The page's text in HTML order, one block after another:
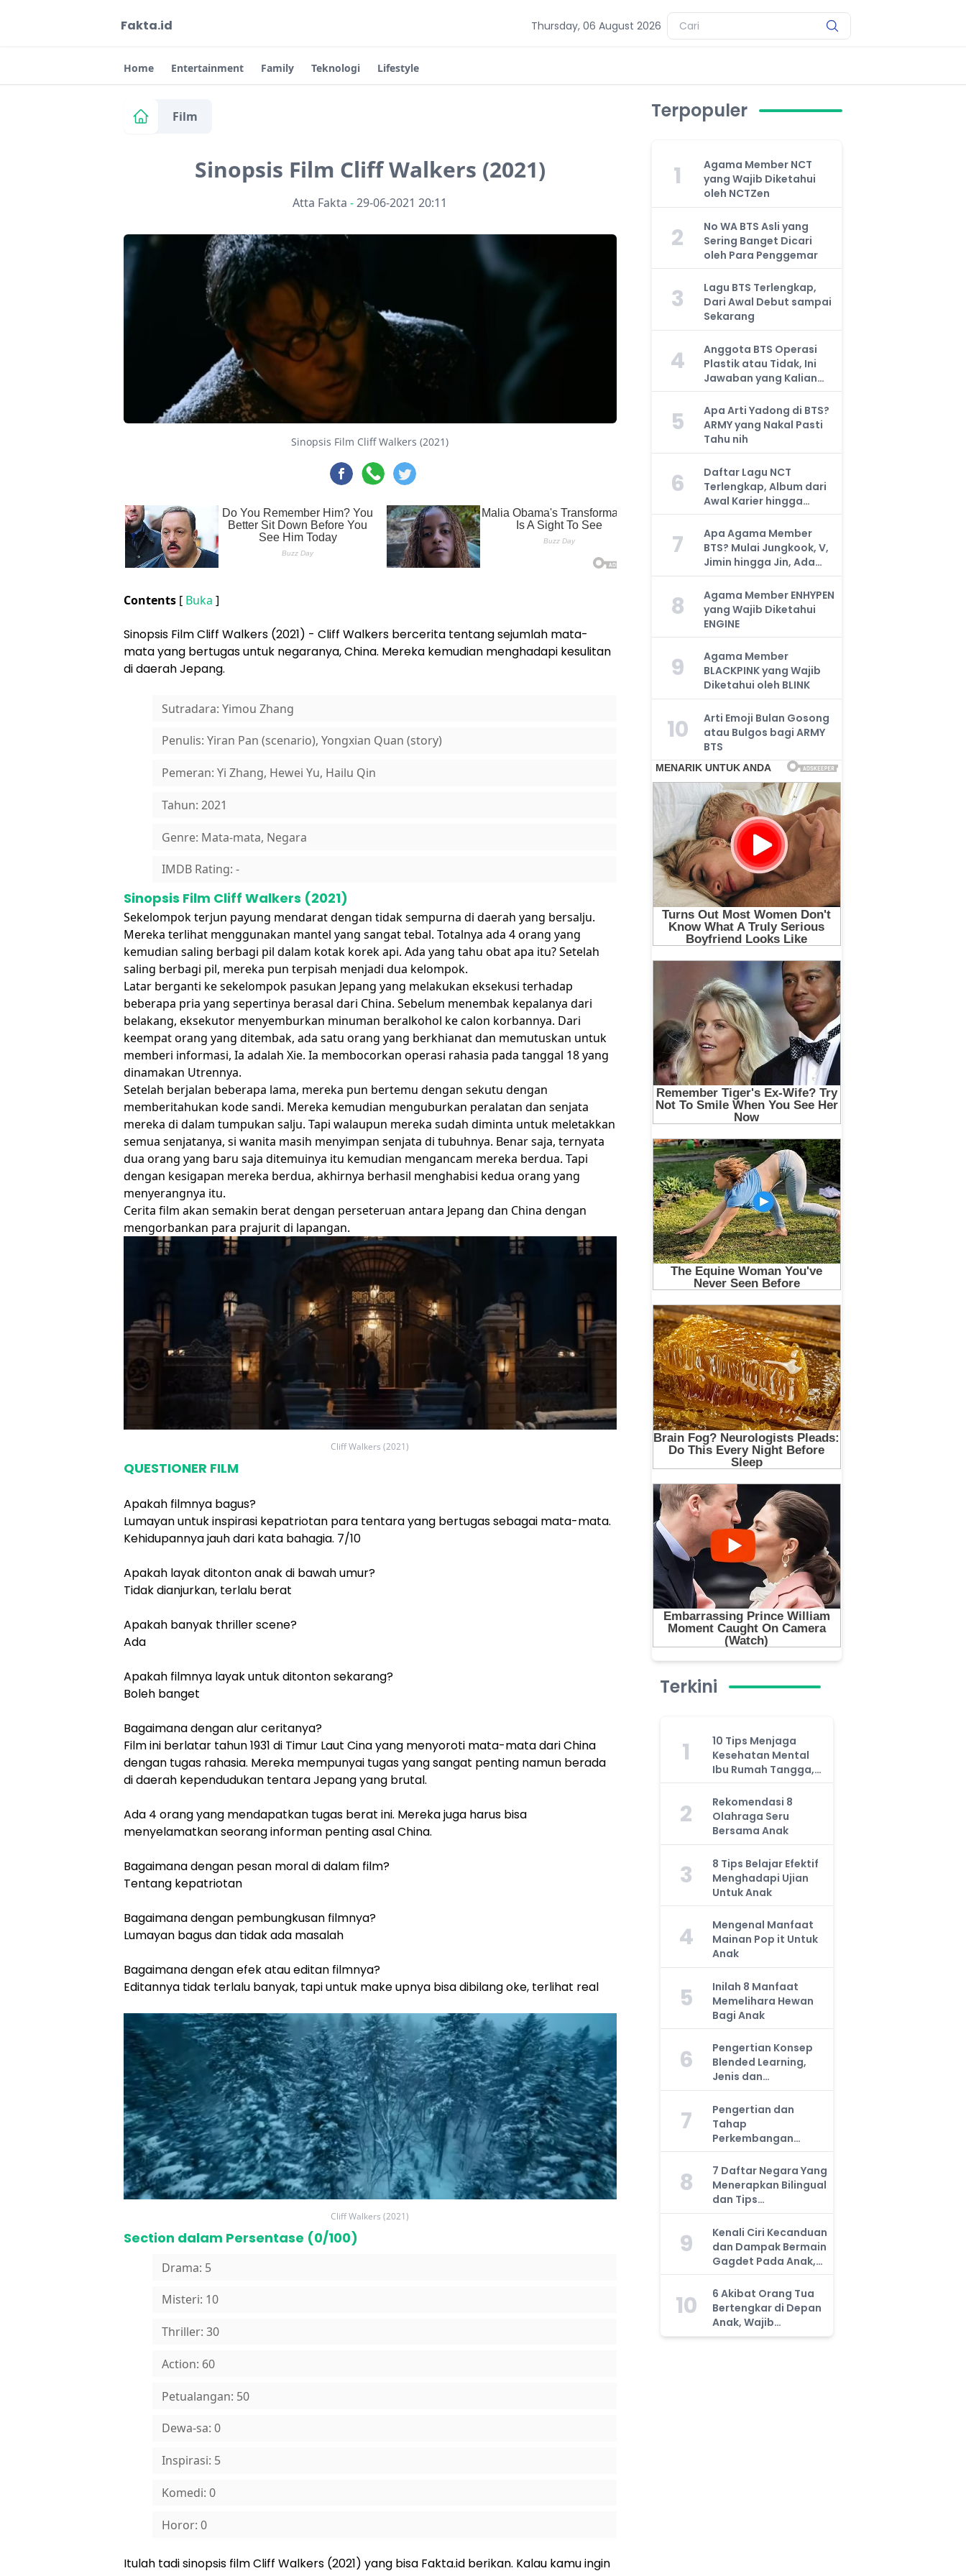
Fakta.id Thursday, 06 August 2026
Home Entertainment Family Teknologi Lifestyle
Film
Sinopsis Film Cliff Walkers (2021)
Atta Fakta -29-06-2021 20:11
Sinopsis Film Cliff Walkers (2021)
Contents [ Buka ]
Sinopsis Film Cliff Walkers (2021) - Cliff Walkers bercerita tentang sejumlah mata-
mata yang bertugas untuk negaranya, China. Mereka kemudian menghadapi kesulitan
di daerah Jepang.
Sutradara: Yimou Zhang
Penulis: Yiran Pan (scenario), Yongxian Quan (story)
Pemeran: Yi Zhang, Hewei Yu, Hailu Qin
Tahun: 2021
Genre: Mata-mata, Negara
IMDB Rating: -
Sinopsis Film Cliff Walkers (2021)
Sekelompok terjun payung mendarat dengan tidak sempurna di daerah yang bersalju.
Mereka terlihat menggunakan mantel yang sangat tebal. Totalnya ada 4 orang yang
kemudian saling berbagi pil dalam kotak korek api. Ada yang tahu obat apa itu? Setelah
saling berbagi pil, mereka pun terpisah menjadi dua kelompok.
Latar berganti ke sekelompok pasukan Jepang yang melakukan eksekusi terhadap
beberapa pria yang sepertinya berasal dari China. Sebelum menembak kepalanya dari
belakang, eksekutor menyemburkan minuman beralkohol ke calon korbannya. Dari
keempat orang yang ditembak, ada satu orang yang berkhianat dan memutuskan untuk
memberi informasi, Ia adalah Xie. Ia membocorkan operasi rahasia pada tanggal 18 yang
dinamakan Utrennya.
Setelah berjalan beberapa lama, mereka pun bertemu dengan sekutu dengan
memberitahukan kode sandi. Mereka kemudian menguburkan peralatan dan senjata
mereka di dalam tumpukan salju. Tapi walaupun mereka sudah diminta untuk meletakkan
semua senjatanya, si wanita masih menyimpan senjata di tubuhnya. Benar saja, ternyata
dua orang yang baru saja ditemuinya itu kemudian mengancam mereka berdua. Tapi
dengan kesigapan mereka berdua, akhirnya berhasil menghabisi kedua orang yang
menyerangnya itu.
Cerita film akan semakin berat dengan perseteruan antara Jepang dan China dengan
mengorbankan para prajurit di lapangan.
Cliff Walkers (2021)
QUESTIONER FILM
Apakah filmnya bagus?
Lumayan untuk inspirasi kepatriotan para tentara yang bertugas sebagai mata-mata.
Kehidupannya jauh dari kata bahagia. 7/10
Apakah layak ditonton anak di bawah umur?
Tidak dianjurkan, terlalu berat
Apakah banyak thriller scene?
Ada
Apakah filmnya layak untuk ditonton sekarang?
Boleh banget
Bagaimana dengan alur ceritanya?
Film ini berlatar tahun 1931 di Timur Laut Cina yang menyoroti mata-mata dari China
dengan tugas rahasia. Mereka mempunyai tugas yang sangat penting namun berada
di daerah kependudukan tentara Jepang yang brutal.
Ada 4 orang yang mendapatkan tugas berat ini. Mereka juga harus bisa
menyelamatkan seorang informan penting asal China.
Bagaimana dengan pesan moral di dalam film?
Tentang kepatriotan
Bagaimana dengan pembungkusan filmnya?
Lumayan bagus dan tidak ada masalah
Bagaimana dengan efek atau editan filmnya?
Editannya tidak terlalu banyak, tapi untuk make upnya bisa dibilang oke, terlihat real
Cliff Walkers (2021)
Section dalam Persentase (0/100)
Drama: 5
Misteri: 10
Thriller: 30
Action: 60
Petualangan: 50
Dewa-sa: 0
Inspirasi: 5
Komedi: 0
Horor: 0
Itulah tadi sinopsis film Cliff Walkers (2021) yang bisa Fakta.id berikan. Kalau kamu ingin
Terpopuler
1
Agama Member NCT
yang Wajib Diketahui
oleh NCTZen
2
No WA BTS Asli yang
Sering Banget Dicari
oleh Para Penggemar
3
Lagu BTS Terlengkap,
Dari Awal Debut sampai
Sekarang
4
Anggota BTS Operasi
Plastik atau Tidak, Ini
Jawaban yang Kalian
Cari
5
Apa Arti Yadong di BTS?
ARMY yang Nakal Pasti
Tahu nih
6
Daftar Lagu NCT
Terlengkap, Album dari
Awal Karier hingga
Sekarang
7
Apa Agama Member
BTS? Mulai Jungkook, V,
Jimin hingga Jin, Ada
yang Atheis
8
Agama Member ENHYPEN
yang Wajib Diketahui
ENGINE
9
Agama Member
BLACKPINK yang Wajib
Diketahui oleh BLINK
10
Arti Emoji Bulan Gosong
atau Bulgos bagi ARMY
BTS
Terkini
1
10 Tips Menjaga
Kesehatan Mental
Ibu Rumah Tangga,
Jangan Anggap
Remeh!
2
Rekomendasi 8
Olahraga Seru
Bersama Anak
3
8 Tips Belajar Efektif
Menghadapi Ujian
Untuk Anak
4
Mengenal Manfaat
Mainan Pop it Untuk
Anak
5
Inilah 8 Manfaat
Memelihara Hewan
Bagi Anak
6
Pengertian Konsep
Blended Learning,
Jenis dan
Manfaatnya, Anda
Harus Tahu!
7
Pengertian dan
Tahap
Perkembangan
Kemampuan Kognitif
Anak, Bunda Wajib
Tahu!
8
7 Daftar Negara Yang
Menerapkan Bilingual
dan Tips
Mengajarkan Pada
Anak
9
Kenali Ciri Kecanduan
dan Dampak Bermain
Gagdet Pada Anak,
Orang Tua Wajib
Tahu!
10
6 Akibat Orang Tua
Bertengkar di Depan
Anak, Wajib
Waspada!